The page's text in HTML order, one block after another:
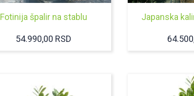
Fotinija špalir na stablu
54.990,00 RSD
Japanska